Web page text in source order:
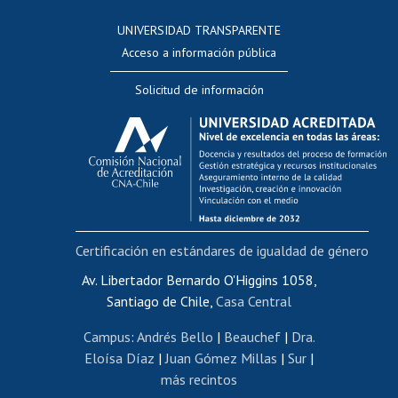
Evaluación docente
Calificación académica
Postulación al AUCAI
Funcionarias/os
Cursos internos de capacitación
Bienestar del personal
Portal de movilidad interna
Certificado de renta
Certificado de renta honorarios
Editar páginas blancas
Extranjeras/os
UNIVERSIDAD TRANSPARENTE
Acceso a información pública
Solicitud de información
Av. Libertador Bernardo O'Higgins 1058,
Santiago de Chile, Casa Central
Campus: Andrés Bello | Beauchef| Dra.
Eloísa Díaz |Juan Gómez Millas | Sur |
más recintos
Certificación en estándares de igualdad de género